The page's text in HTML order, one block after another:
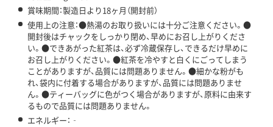
賞味期間：製造日より18ヶ月（開封前）
使用上の注意：●熱湯のお取り扱いには十分ご注意ください。●
開封後はチャックをしっかり閉め、早めにお召し上がりくださ
い。●できあがった紅茶は、必ず冷蔵保存し、できるだけ早めに
お召し上がりください。●紅茶を冷やすと白くにごってしまう
ことがありますが、品質には問題ありません。●細かな粉がも
れ、袋内に付着する場合がありますが、品質には問題ありませ
ん。●ティーバッグに色がつく場合がありますが、原料に由来す
るもので品質には問題ありません。
エネルギー：‐